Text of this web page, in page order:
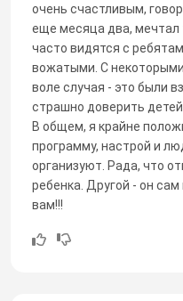
очень счастливым,
еще месяца два, мечтал
часто видятся с
вожатыми. С
воле случая - это были
страшно доверить детей.
В общем, я крайне
программу, настрой и
организуют. Рада, что
ребенка. Другой - он
вам!!!